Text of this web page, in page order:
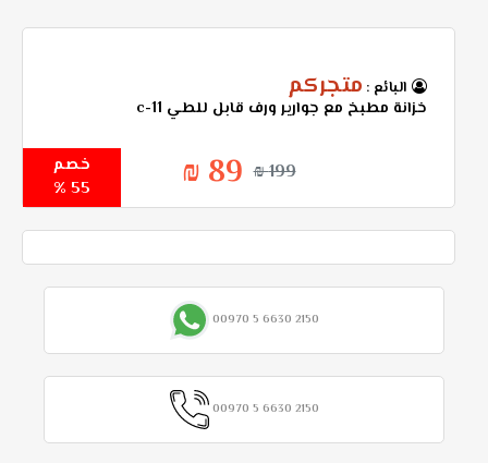
البائع : متجركم
خزانة مطبخ مع جوارير ورف قابل للطي c-11
خصم
55 %
89 ₪ 199 ₪
00970 5 6630 2150
00970 5 6630 2150